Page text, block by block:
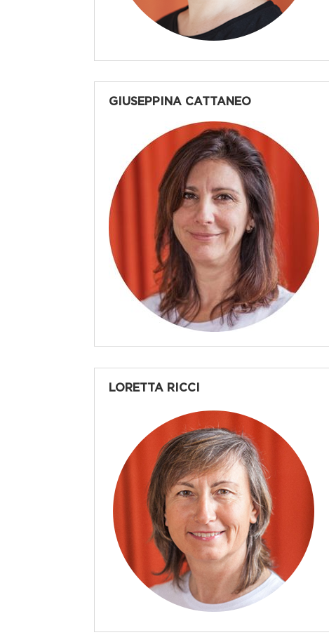
GIUSEPPINA CATTANEO
LORETTA RICCI